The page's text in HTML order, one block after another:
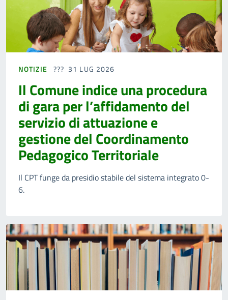
NOTIZIE 31 LUG 2026
Il Comune indice una procedura
di gara per l’affidamento del
servizio di attuazione e
gestione del Coordinamento
Pedagogico Territoriale
Il CPT funge da presidio stabile del sistema integrato 0-
6.